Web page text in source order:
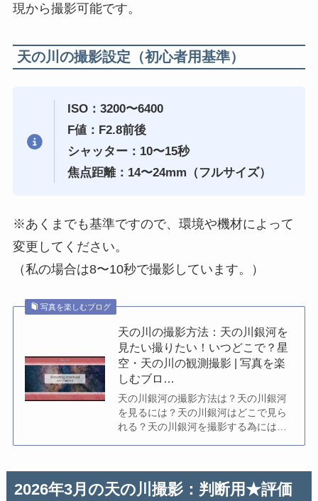
現から撮影可能です。
天の川の撮影設定（初心者用基準）
ISO：3200〜6400
F値：F2.8前後
シャッター：10〜15秒
焦点距離：14〜24mm（フルサイズ）
※あくまでも基準ですので、環境や機材によって
変更してください。
（私の場合は8〜10秒で撮影しています。）
写真を楽しむブログ
天の川の撮影方法：天の川銀河を
見たい撮りたい！いつどこで？星
空・天の川の観測撮影 | 写真を楽
しむブロ…
天の川銀河の撮影方法は？天の川銀河
を見るには？天の川銀河はどこで見ら
れる？天の川銀河を撮影する為には？
2026年3月の天の川撮影：判断用★評価